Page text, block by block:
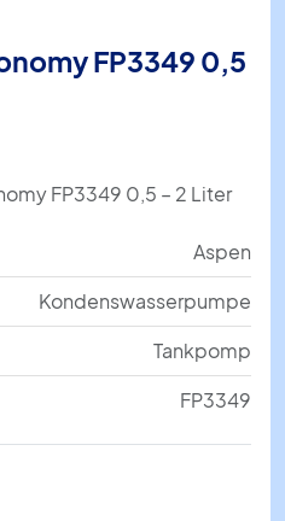
FP3349 0,5
FP3349 0,5 – 2 Liter
Aspen
Kondenswasserpumpe
Tankpomp
FP3349